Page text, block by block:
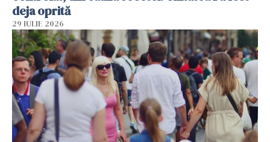
deja oprită
29 IULIE 2026